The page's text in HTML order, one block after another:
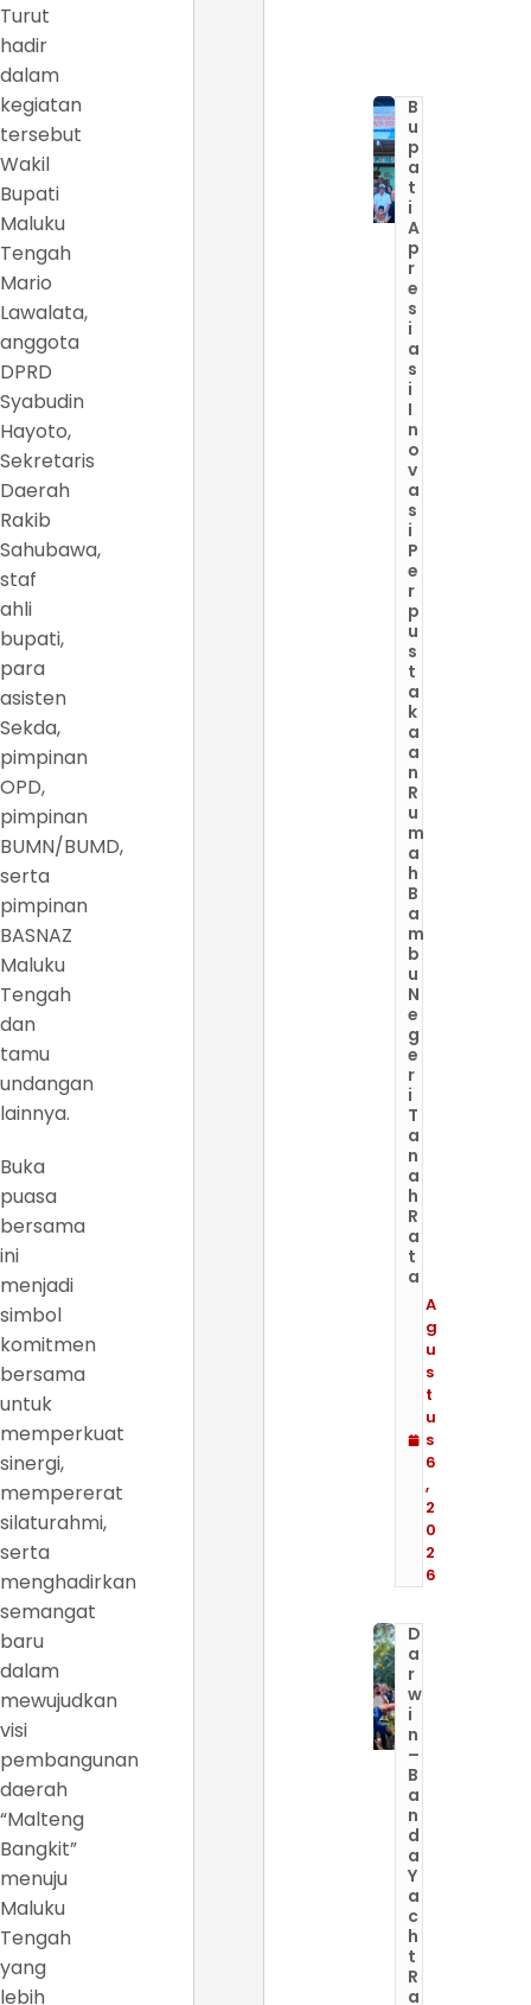
Turut
hadir
dalam
kegiatan
tersebut
Wakil
Bupati
Maluku
Tengah
Mario
Lawalata,
anggota
DPRD
Syabudin
Hayoto,
Sekretaris
Daerah
Rakib
Sahubawa,
staf
ahli
bupati,
para
asisten
Sekda,
pimpinan
OPD,
pimpinan
BUMN/BUMD,
serta
pimpinan
BASNAZ
Maluku
Tengah
dan
tamu
undangan
lainnya.
Buka
puasa
bersama
ini
menjadi
simbol
komitmen
bersama
untuk
memperkuat
sinergi,
mempererat
silaturahmi,
serta
menghadirkan
semangat
baru
dalam
mewujudkan
visi
pembangunan
daerah
“Malteng
Bangkit”
menuju
Maluku
Tengah
yang
lebih
B
u
p
a
t
i
A
p
r
e
s
i
a
s
i
I
n
o
v
a
s
i
P
e
r
p
u
s
t
a
k
a
a
n
R
u
m
a
h
B
a
m
b
u
N
e
g
e
r
i
T
a
n
a
h
R
a
t
a
A
g
u
s
t
u
s
6
,
2
0
2
6
D
a
r
w
i
n
–
B
a
n
d
a
Y
a
c
h
t
R
a